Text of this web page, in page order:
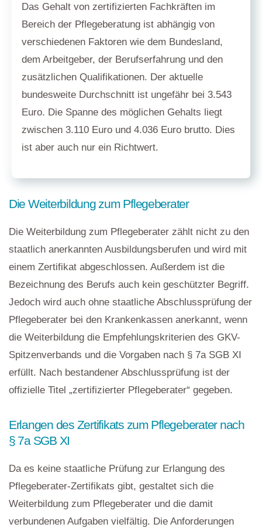
Das Gehalt von zertifizierten Fachkräften im
Bereich der Pflegeberatung ist abhängig von
verschiedenen Faktoren wie dem Bundesland,
dem Arbeitgeber, der Berufserfahrung und den
zusätzlichen Qualifikationen. Der aktuelle
bundesweite Durchschnitt ist ungefähr bei 3.543
Euro. Die Spanne des möglichen Gehalts liegt
zwischen 3.110 Euro und 4.036 Euro brutto. Dies
ist aber auch nur ein Richtwert.
Die Weiterbildung zum Pflegeberater
Die Weiterbildung zum Pflegeberater zählt nicht zu den
staatlich anerkannten Ausbildungsberufen und wird mit
einem Zertifikat abgeschlossen. Außerdem ist die
Bezeichnung des Berufs auch kein geschützter Begriff.
Jedoch wird auch ohne staatliche Abschlussprüfung der
Pflegeberater bei den Krankenkassen anerkannt, wenn
die Weiterbildung die Empfehlungskriterien des GKV-
Spitzenverbands und die Vorgaben nach § 7a SGB XI
erfüllt. Nach bestandener Abschlussprüfung ist der
offizielle Titel „zertifizierter Pflegeberater“ gegeben.
Erlangen des Zertifikats zum Pflegeberater nach
§ 7a SGB XI
Da es keine staatliche Prüfung zur Erlangung des
Pflegeberater-Zertifikats gibt, gestaltet sich die
Weiterbildung zum Pflegeberater und die damit
verbundenen Aufgaben vielfältig. Die Anforderungen